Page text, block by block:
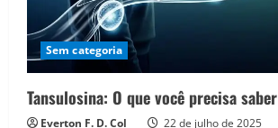
Sem categoria
Tansulosina: O que você precisa saber
Everton F. D. Col 22 de julho de 2025